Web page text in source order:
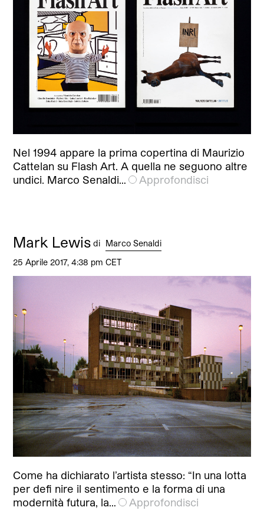
Nel 1994 appare la prima copertina di Maurizio
Cattelan su Flash Art. A quella ne seguono altre
undici. Marco Senaldi…
Approfondisci
Mark Lewis di Marco Senaldi
25 Aprile 2017, 4:38 pm CET
Come ha dichiarato l’artista stesso: “In una lotta
per defi nire il sentimento e la forma di una
modernità futura, la…
Approfondisci